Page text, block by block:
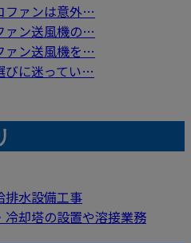
ファンは意外…
ァン送風機の…
ァン送風機を…
びに迷ってい…
排水設備工事
冷却塔の設置や溶接業務